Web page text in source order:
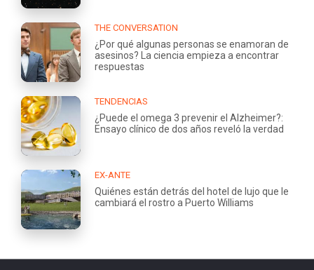
THE CONVERSATION
¿Por qué algunas personas se enamoran de
asesinos? La ciencia empieza a encontrar
respuestas
TENDENCIAS
¿Puede el omega 3 prevenir el Alzheimer?:
Ensayo clínico de dos años reveló la verdad
EX-ANTE
Quiénes están detrás del hotel de lujo que le
cambiará el rostro a Puerto Williams